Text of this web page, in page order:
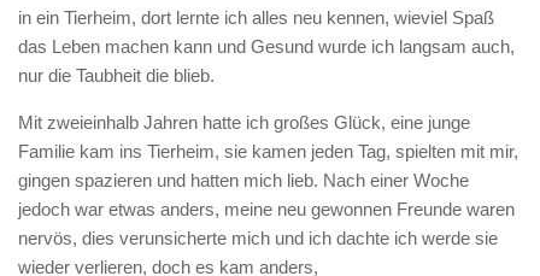
in ein Tierheim, dort lernte ich alles neu kennen, wieviel Spaß
das Leben machen kann und Gesund wurde ich langsam auch,
nur die Taubheit die blieb.
Mit zweieinhalb Jahren hatte ich großes Glück, eine junge
Familie kam ins Tierheim, sie kamen jeden Tag, spielten mit mir,
gingen spazieren und hatten mich lieb. Nach einer Woche
jedoch war etwas anders, meine neu gewonnen Freunde waren
nervös, dies verunsicherte mich und ich dachte ich werde sie
wieder verlieren, doch es kam anders,